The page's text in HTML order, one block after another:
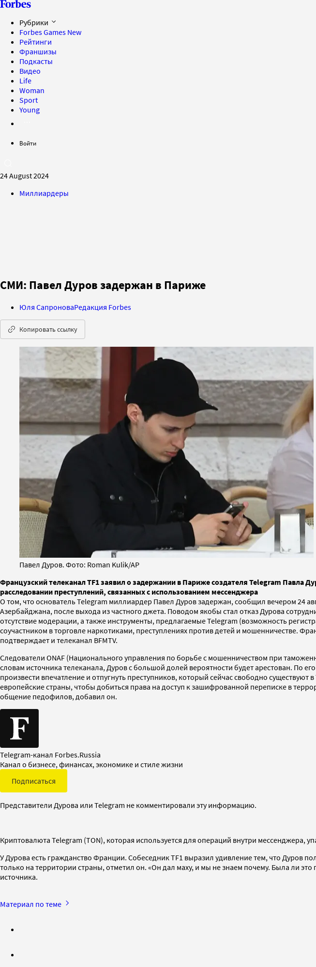
Рубрики
Forbes Games New
Рейтинги
Франшизы
Подкасты
Видео
Life
Woman
Sport
Young
Войти
24 August 2024
Миллиардеры
СМИ: Павел Дуров задержан в Париже
Юля СапроноваРедакция Forbes
Копировать ссылку
Павел Дуров. Фото: Roman Kulik/AP
Французский телеканал TF1 заявил о задержании в Париже создателя Telegram
расследовании преступлений, связанных с использованием мессенджера
О том, что основатель Telegram миллиардер Павел Дуров задержан, сообщил вечером 24
Азербайджана, после выхода из частного джета. Поводом якобы стал отказ Дурова
отсутствие модерации, а также инструменты, предлагаемые Telegram (возможность
соучастником в торговле наркотиками, преступлениях против детей и мошенничестве.
подтверждает и телеканал BFMTV.
Следователи ONAF (Национального управления по борьбе с мошенничеством при
словам источника телеканала, Дуров с большой долей вероятности будет арестован. По
произвести впечатление и отпугнуть преступников, который сейчас свободно
европейские страны, чтобы добиться права на доступ к зашифрованной переписке в
общение педофилов, добавил он.
Telegram-канал Forbes.Russia
Канал о бизнесе, финансах, экономике и стиле жизни
Подписаться
Представители Дурова или Telegram не комментировали эту информацию.
Криптовалюта Telegram (TON), которая используется для операций внутри мессенджера,
У Дурова есть гражданство Франции. Собеседник TF1 выразил удивление тем, что Дуров
только на территории страны, отметил он. «Он дал маху, и мы не знаем почему. Была ли
источника.
Материал по теме